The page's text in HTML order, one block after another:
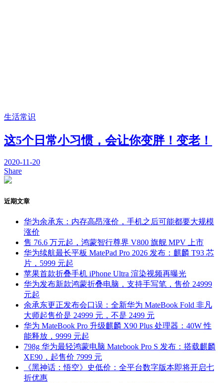
生活常识
这5个日常小习惯，会让你变胖！变老！
2020-11-20
Share
近期文章
华为余承东：内存高昂涨价，手机之后可能都要大规模
涨价
售 76.6 万元起，鸿蒙智行尊界 V800 旗舰 MPV 上市
华为续航最长平板 MatePad Pro 2026 发布：麒麟 T93 芯
片，5999 元起
苹果首款折叠手机 iPhone Ultra 渲染视频再曝光
华为发布新款鸿蒙折叠电脑，支持手写笔，售价 24999
元起
余承东更正发布会口误：全新华为 MateBook Fold 非凡
大师起售价是 24999 元，不是 2499 元
华为 MateBook Pro 升级麒麟 X90 Plus 处理器：40W 性
能释放，9999 元起
798g 华为最轻鸿蒙电脑 Matebook Pro S 发布：搭载麒麟
XE90，起售价 7999 元
《黑神话：悟空》史低价：全平台数字版本即将开启七
折优惠